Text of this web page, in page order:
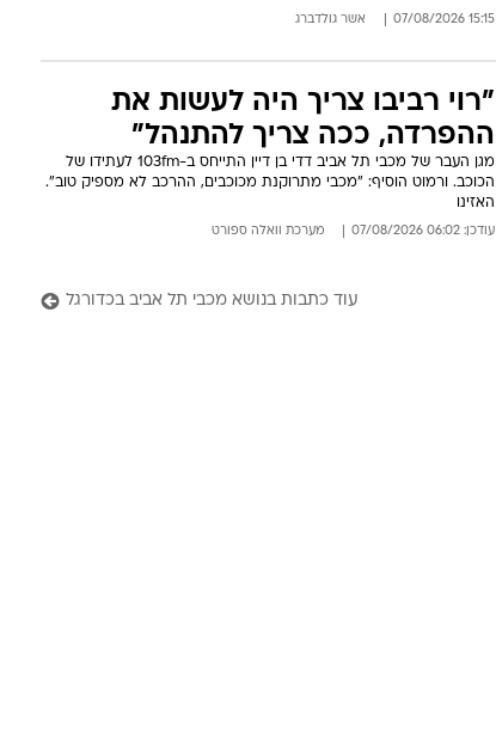
15:15 07/08/2026 אשר גולדברג
"רוי רביבו צריך היה לעשות את
ההפרדה, ככה צריך להתנהל"
מגן העבר של מכבי תל אביב דדי בן דיין התייחס ב-103fm לעתידו של
הכוכב. ורמוט הוסיף: "מכבי מתרוקנת מכוכבים, ההרכב לא מספיק טוב".
האזינו
עודכן: 06:02 07/08/2026 מערכת וואלה ספורט
עוד כתבות בנושא מכבי תל אביב בכדורגל